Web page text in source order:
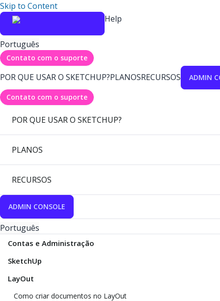
Skip to Content
Help
Português
Contato com o suporte
POR QUE USAR O SKETCHUP?PLANOSRECURSOS ADMIN
Contato com o suporte
POR QUE USAR O SKETCHUP?
PLANOS
RECURSOS
ADMIN CONSOLE
Português
Contas e Administração
SketchUp
LayOut
Como criar documentos no LayOut